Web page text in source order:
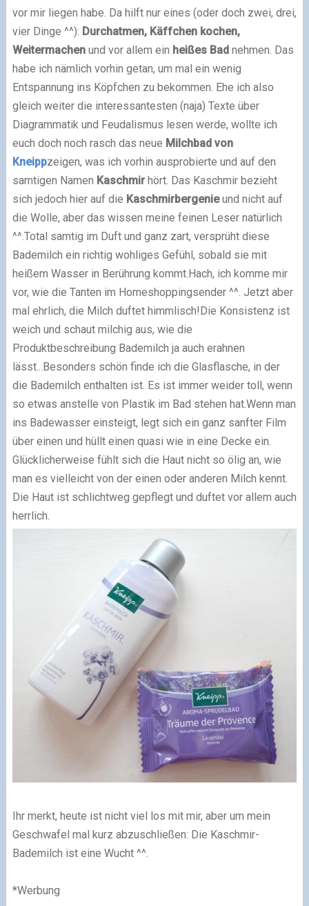
vor mir liegen habe. Da hilft nur eines (oder doch zwei, drei,
vier Dinge ^^): Durchatmen, Käffchen kochen,
Weitermachenund vor allem ein heißes Badnehmen. Das
habe ich nämlich vorhin getan, um mal ein wenig
Entspannung ins Köpfchen zu bekommen. Ehe ich also
gleich weiter die interessantesten (naja) Texte über
Diagrammatik und Feudalismus lesen werde, wollte ich
euch doch noch rasch das neue Milchbad von
Kneippzeigen, was ich vorhin ausprobierte und auf den
samtigen Namen Kaschmir hört. Das Kaschmir bezieht
sich jedoch hier auf die Kaschmirbergenieund nicht auf
die Wolle, aber das wissen meine feinen Leser natürlich
^^. Total samtig im Duft und ganz zart, versprüht diese
Bademilch ein richtig wohliges Gefühl, sobald sie mit
heißem Wasser in Berührung kommt. Hach, ich komme mir
vor, wie die Tanten im Homeshoppingsender ^^. Jetzt aber
mal ehrlich, die Milch duftet himmlisch!Die Konsistenz ist
weich und schaut milchig aus, wie die
Produktbeschreibung Bademilch ja auch erahnen
lässt... Besonders schön finde ich die Glasflasche, in der
die Bademilch enthalten ist. Es ist immer weider toll, wenn
so etwas anstelle von Plastik im Bad stehen hat.Wenn man
ins Badewasser einsteigt, legt sich ein ganz sanfter Film
über einen und hüllt einen quasi wie in eine Decke ein.
Glücklicherweise fühlt sich die Haut nicht so ölig an, wie
man es vielleicht von der einen oder anderen Milch kennt.
Die Haut ist schlichtweg gepflegt und duftet vor allem auch
herrlich.
Ihr merkt, heute ist nicht viel los mit mir, aber um mein
Geschwafel mal kurz abzuschließen: Die Kaschmir-
Bademilch ist eine Wucht ^^.
*Werbung